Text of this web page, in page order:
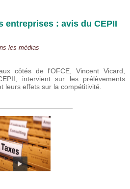
entreprises : avis du CEPII
les médias
côtés de l’OFCE, Vincent Vicard,
intervient sur les prélèvements
leurs effets sur la compétitivité.